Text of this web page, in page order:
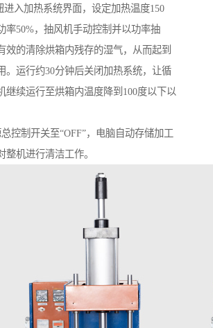
进入加热系统界面，设定加热温度150
率50%，抽风机手动控制并以功率抽
效的清除烘箱内残存的湿气，从而起到
。运行约30分钟后关闭加热系统，让循
继续运行至烘箱内温度降到100度以下以
控制开关至“OFF”，电脑自动存储加工
整机进行清洁工作。